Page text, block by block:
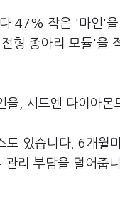
47% 작은 '마인'
형 종아리 모듈'을
, 시트엔 다이아몬
도 있습니다. 6개
리 부담을 덜어줍